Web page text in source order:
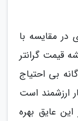
در مقایسه با
قیمت گرانتر
بی احتیاج
ارزشمند است
عایق بهره